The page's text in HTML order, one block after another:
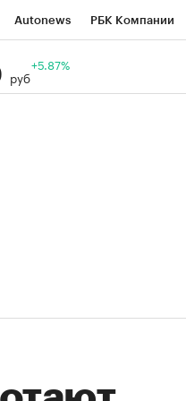
Autonews РБК Компании
Визионеры
руб
+5.87%